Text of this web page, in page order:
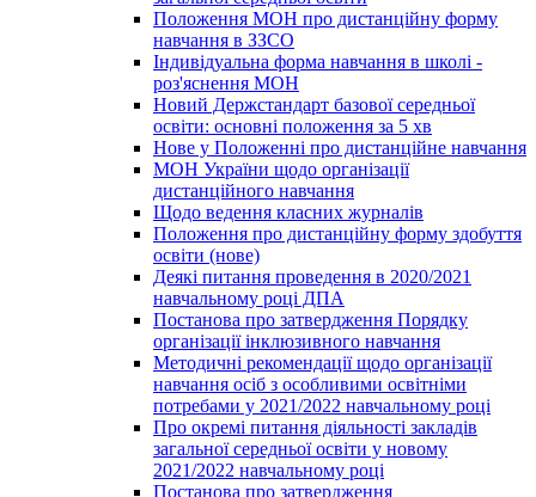
Положення МОН про дистанційну форму
навчання в ЗЗСО
Індивідуальна форма навчання в школі -
роз'яснення МОН
Новий Держстандарт базової середньої
освіти: основні положення за 5 хв
Нове у Положенні про дистанційне навчання
МОН України щодо організації
дистанційного навчання
Щодо ведення класних журналів
Положення про дистанційну форму здобуття
освіти (нове)
Деякі питання проведення в 2020/2021
навчальному році ДПА
Постанова про затвердження Порядку
організації інклюзивного навчання
Методичні рекомендації щодо організації
навчання осіб з особливими освітніми
потребами у 2021/2022 навчальному році
Про окремі питання діяльності закладів
загальної середньої освіти у новому
2021/2022 навчальному році
Постанова про затвердження